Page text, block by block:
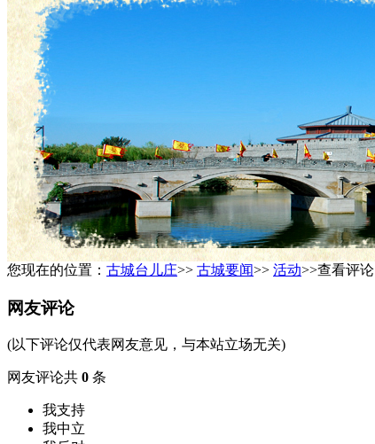
您现在的位置： 古城台儿庄>> 古城要闻>> 活动>>查看评论
网友评论
(以下评论仅代表网友意见，与本站立场无关)
网友评论共 0 条
我支持
我中立